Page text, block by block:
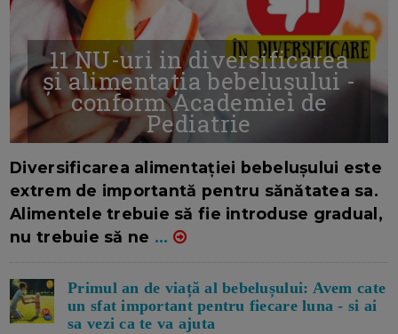
11 NU-uri in diversificarea
și alimentația bebelușului -
conform Academiei de
Pediatrie
Diversificarea alimentației bebelușului este
extrem de importantă pentru sănătatea sa.
Alimentele trebuie să fie introduse gradual,
nu trebuie să ne ...
Primul an de viață al bebelușului: Avem cate
un sfat important pentru fiecare luna - si ai
sa vezi ca te va ajuta